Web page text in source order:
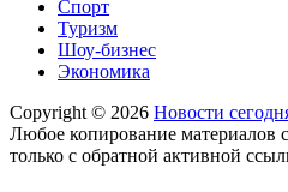
Спорт
Туризм
Шоу-бизнес
Экономика
Copyright © 2026 Новости
Любое копирование материалов
только с обратной активной